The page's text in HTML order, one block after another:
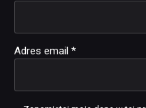
Adres email *